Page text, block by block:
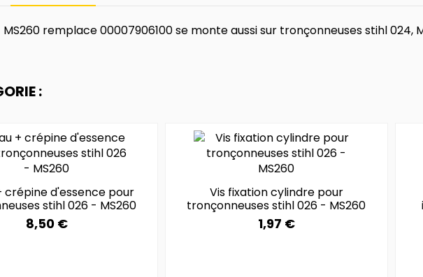
remplace 00007906100 se monte aussi sur tronçonneuses stihl 024,
:
crépine d'essence pour
stihl 026 - MS260
8,50 €
Vis fixation cylindre pour
tronçonneuses stihl 026 - MS260
1,97 €